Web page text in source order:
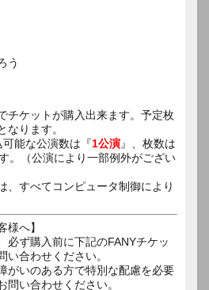
う
チケットが購入出来ます。予定枚
なります。
可能な公演数は『1公演』、枚数は
。（公演により一部例外がござい
、すべてコンピュータ制御により
様へ】
必ず購入前に下記のFANYチケッ
い合わせください。
がいのある方で特別な配慮を必要
問い合わせください。